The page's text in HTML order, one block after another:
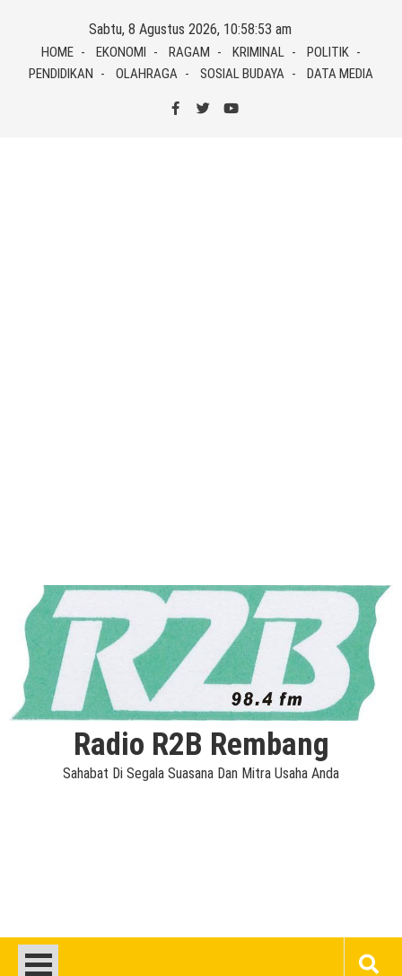
content
Sabtu, 8 Agustus 2026, 10:58:53 am
HOME EKONOMI RAGAM KRIMINAL
POLITIK
PENDIDIKAN
OLAHRAGA SOSIAL BUDAYA DATA MEDIA
Radio R2B Rembang
Sahabat Di Segala Suasana Dan Mitra Usaha Anda